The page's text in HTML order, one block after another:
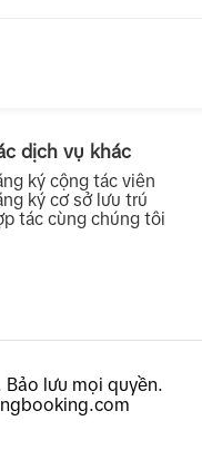
dịch vụ khác
ký cộng tác viên
ký cơ sở lưu trú
tác cùng chúng tôi
Bảo lưu mọi quyền.